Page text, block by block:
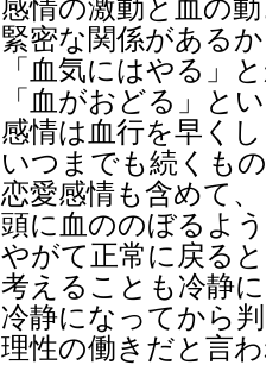
感情の激動と血の
緊密な関係がある
「血気にはやる」
「血がおどる」と
感情は血行を早く
いつまでも続くも
恋愛感情も含めて、
頭に血ののぼるよ
やがて正常に戻る
考えることも冷静
冷静になってから
理性の働きだと言